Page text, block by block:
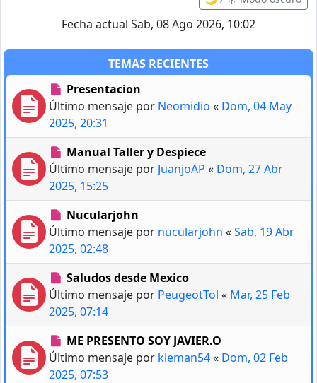
Fecha actual Sab, 08 Ago 2026, 10:02
TEMAS RECIENTES
Presentacion
Último mensaje por Neomidio « Dom, 04 May
2025, 20:31
Manual Taller y Despiece
Último mensaje por JuanjoAP « Dom, 27 Abr
2025, 15:25
Nucularjohn
Último mensaje por nucularjohn «Sab, 19 Abr
2025, 02:48
Saludos desde Mexico
Último mensaje por PeugeotTol « Mar, 25 Feb
2025, 07:14
ME PRESENTO SOY JAVIER.O
Último mensaje por kieman54« Dom, 02 Feb
2025, 07:53